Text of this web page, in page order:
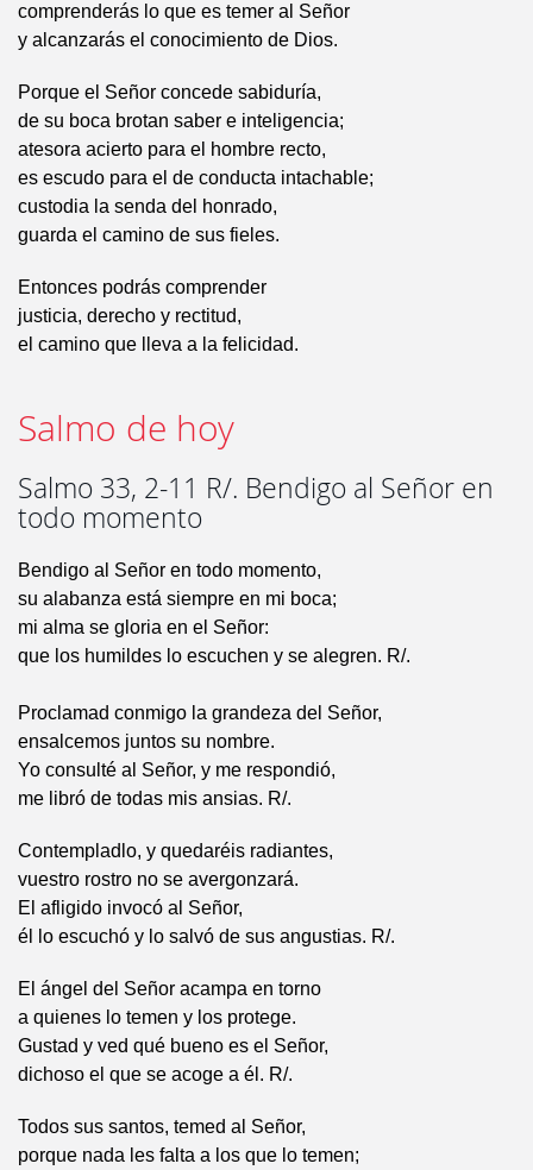
comprenderás lo que es temer al Señor
y alcanzarás el conocimiento de Dios.
Porque el Señor concede sabiduría,
de su boca brotan saber e inteligencia;
atesora acierto para el hombre recto,
es escudo para el de conducta intachable;
custodia la senda del honrado,
guarda el camino de sus fieles.
Entonces podrás comprender
justicia, derecho y rectitud,
el camino que lleva a la felicidad.
Salmo de hoy
Salmo 33, 2-11 R/. Bendigo al Señor en
todo momento
Bendigo al Señor en todo momento,
su alabanza está siempre en mi boca;
mi alma se gloria en el Señor:
que los humildes lo escuchen y se alegren. R/.
Proclamad conmigo la grandeza del Señor,
ensalcemos juntos su nombre.
Yo consulté al Señor, y me respondió,
me libró de todas mis ansias. R/.
Contempladlo, y quedaréis radiantes,
vuestro rostro no se avergonzará.
El afligido invocó al Señor,
él lo escuchó y lo salvó de sus angustias. R/.
El ángel del Señor acampa en torno
a quienes lo temen y los protege.
Gustad y ved qué bueno es el Señor,
dichoso el que se acoge a él. R/.
Todos sus santos, temed al Señor,
porque nada les falta a los que lo temen;